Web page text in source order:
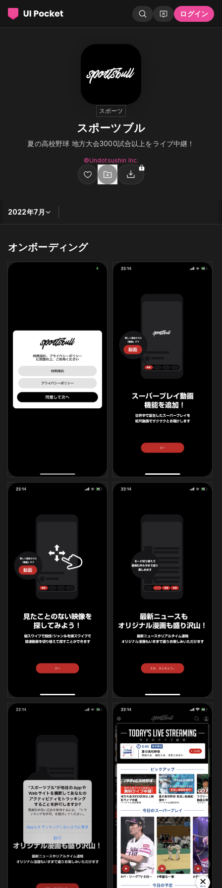
ログイン
スポーツ
スポーツブル
夏の高校野球 地方大会3000試合以上をライブ中継！
©︎Undotsushin Inc.
2022年7月
オンボーディング